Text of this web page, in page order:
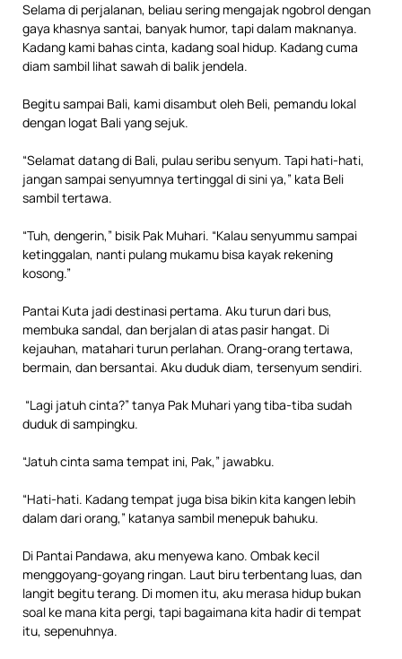
Selama di perjalanan, beliau sering mengajak ngobrol dengan
gaya khasnya santai, banyak humor, tapi dalam maknanya.
Kadang kami bahas cinta, kadang soal hidup. Kadang cuma
diam sambil lihat sawah di balik jendela.
Begitu sampai Bali, kami disambut oleh Beli, pemandu lokal
dengan logat Bali yang sejuk.
“Selamat datang di Bali, pulau seribu senyum. Tapi hati-hati,
jangan sampai senyumnya tertinggal di sini ya,” kata Beli
sambil tertawa.
“Tuh, dengerin,” bisik Pak Muhari. “Kalau senyummu sampai
ketinggalan, nanti pulang mukamu bisa kayak rekening
kosong.”
Pantai Kuta jadi destinasi pertama. Aku turun dari bus,
membuka sandal, dan berjalan di atas pasir hangat. Di
kejauhan, matahari turun perlahan. Orang-orang tertawa,
bermain, dan bersantai. Aku duduk diam, tersenyum sendiri.
“Lagi jatuh cinta?” tanya Pak Muhari yang tiba-tiba sudah
duduk di sampingku.
“Jatuh cinta sama tempat ini, Pak,” jawabku.
“Hati-hati. Kadang tempat juga bisa bikin kita kangen lebih
dalam dari orang,” katanya sambil menepuk bahuku.
Di Pantai Pandawa, aku menyewa kano. Ombak kecil
menggoyang-goyang ringan. Laut biru terbentang luas, dan
langit begitu terang. Di momen itu, aku merasa hidup bukan
soal ke mana kita pergi, tapi bagaimana kita hadir di tempat
itu, sepenuhnya.